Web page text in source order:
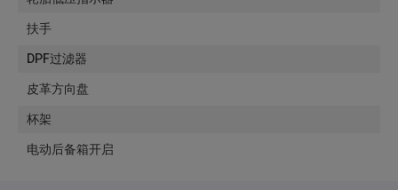
扶手
DPF过滤器
皮革方向盘
杯架
电动后备箱开启